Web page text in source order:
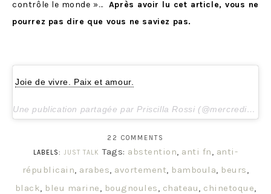
contrôle le monde »… Après avoir lu cet article, vous ne
pourrez pas dire que vous ne saviez pas.
Joie de vivre. Paix et amour.
Une publication partagée par Priscilla Rossi (@mercredieblog) le
22 COMMENTS
LABELS: JUST TALK Tags: abstention, anti fn, anti-
républicain, arabes, avortement, bamboula, beurs,
black, bleu marine, bougnoules, chateau, chinetoque,